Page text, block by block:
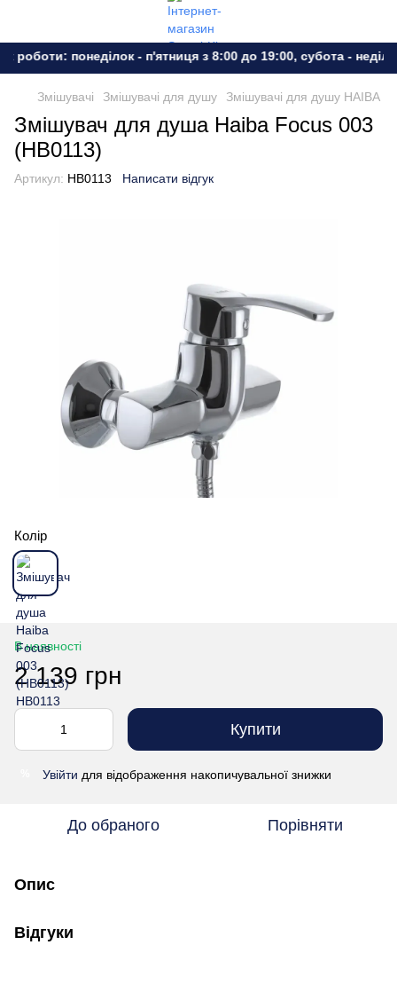
роботи: понеділок - п'ятниця з 8:00 до 19:00, субота - неділя
Змішувачі Змішувачі для душу Змішувачі для душу HAIBA
Змішувач для душа Haiba Focus 003
(HB0113)
Артикул: HB0113 Написати відгук
Колір
В наявності
2 139 грн
Купити
Увійти для відображення накопичувальної знижки
До обраного Порівняти
Опис
Відгуки